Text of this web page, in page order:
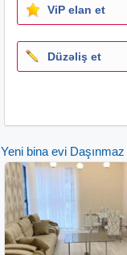
ViP elan et
Düzəliş et
Yeni bina evi